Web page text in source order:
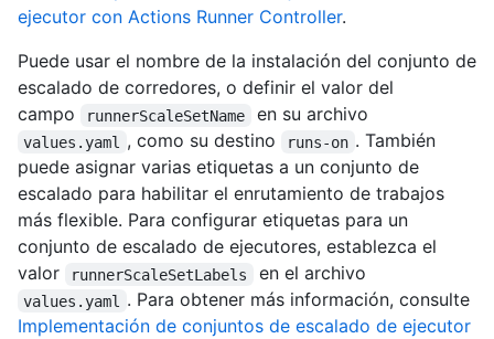
ejecutor con Actions Runner Controller.
Puede usar el nombre de la instalación del conjunto de
escalado de corredores, o definir el valor del
campo
runnerScaleSetName en su archivo
values.yaml , como su destino runs-on . También
puede asignar varias etiquetas a un conjunto de
escalado para habilitar el enrutamiento de trabajos
más flexible. Para configurar etiquetas para un
conjunto de escalado de ejecutores, establezca el
valor
runnerScaleSetLabels en el archivo
values.yaml
. Para obtener más información, consulte
Implementación de conjuntos de escalado de ejecutor